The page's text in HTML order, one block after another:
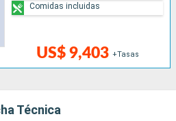
US$ 9,403 +Tasas
Comidas incluidas
Técnica